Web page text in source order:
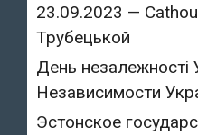
23.09.2023 —
Трубецькой
День незалежності
Независимости
Эстонское